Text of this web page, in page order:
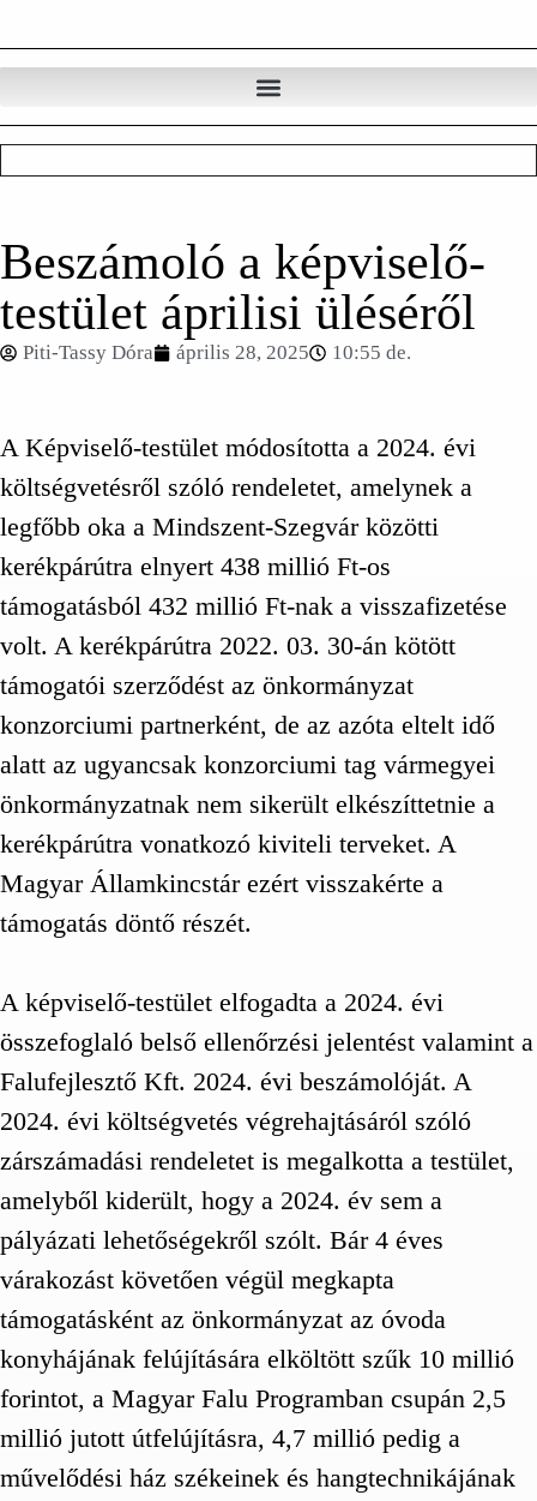
Beszámoló a képviselő-
testület áprilisi üléséről
Piti-Tassy Dóra április 28, 2025 10:55 de.
A Képviselő-testület módosította a 2024. évi
költségvetésről szóló rendeletet, amelynek a
legfőbb oka a Mindszent-Szegvár közötti
kerékpárútra elnyert 438 millió Ft-os
támogatásból 432 millió Ft-nak a visszafizetése
volt. A kerékpárútra 2022. 03. 30-án kötött
támogatói szerződést az önkormányzat
konzorciumi partnerként, de az azóta eltelt idő
alatt az ugyancsak konzorciumi tag vármegyei
önkormányzatnak nem sikerült elkészíttetnie a
kerékpárútra vonatkozó kiviteli terveket. A
Magyar Államkincstár ezért visszakérte a
támogatás döntő részét.
A képviselő-testület elfogadta a 2024. évi
összefoglaló belső ellenőrzési jelentést valamint a
Falufejlesztő Kft. 2024. évi beszámolóját. A
2024. évi költségvetés végrehajtásáról szóló
zárszámadási rendeletet is megalkotta a testület,
amelyből kiderült, hogy a 2024. év sem a
pályázati lehetőségekről szólt. Bár 4 éves
várakozást követően végül megkapta
támogatásként az önkormányzat az óvoda
konyhájának felújítására elköltött szűk 10 millió
forintot, a Magyar Falu Programban csupán 2,5
millió jutott útfelújításra, 4,7 millió pedig a
művelődési ház székeinek és hangtechnikájának